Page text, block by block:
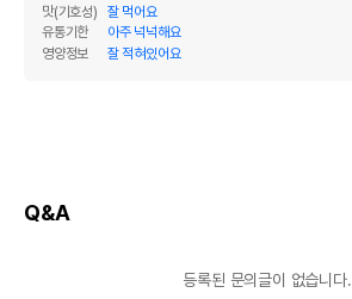
맛(기호성)
잘 먹어요
유통기한
아주 넉넉해요
영양정보
잘 적혀있어요
Q&A
등록된 문의글이 없습니다.